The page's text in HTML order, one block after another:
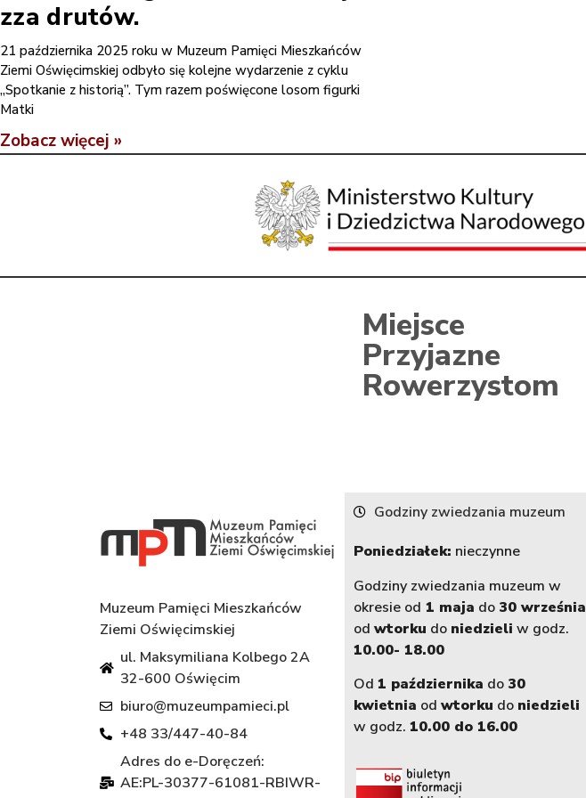
zza drutów.
21 października 2025 roku w Muzeum Pamięci Mieszkańców
Ziemi Oświęcimskiej odbyło się kolejne wydarzenie z cyklu
„Spotkanie z historią”. Tym razem poświęcone losom figurki
Matki
Zobacz więcej »
Miejsce
Przyjazne
Rowerzystom
Muzeum Pamięci Mieszkańców
Ziemi Oświęcimskiej
ul. Maksymiliana Kolbego 2A
32-600 Oświęcim
biuro@muzeumpamieci.pl
+48 33/447-40-84
Adres do e-Doręczeń:
AE:PL-30377-61081-RBIWR-
Godziny zwiedzania muzeum
Poniedziałek: nieczynne
Godziny zwiedzania muzeum w
okresie od 1 maja do 30 września
od wtorku do niedzieli w godz.
10.00- 18.00
Od 1 października do 30
kwietnia od wtorku do niedzieli
w godz. 10.00 do 16.00